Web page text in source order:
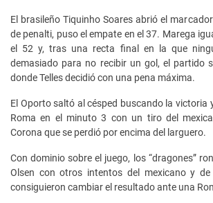
El brasileño Tiquinho Soares abrió el
de penalti, puso el empate en el 37. Marega
el 52 y, tras una recta final en la que
demasiado para no recibir un gol, el partido
donde Telles decidió con una pena máxima.
El Oporto saltó al césped buscando la victoria
Roma en el minuto 3 con un tiro del
Corona que se perdió por encima del larguero.
Con dominio sobre el juego, los “dragones”
Olsen con otros intentos del mexicano y de
consiguieron cambiar el resultado ante una